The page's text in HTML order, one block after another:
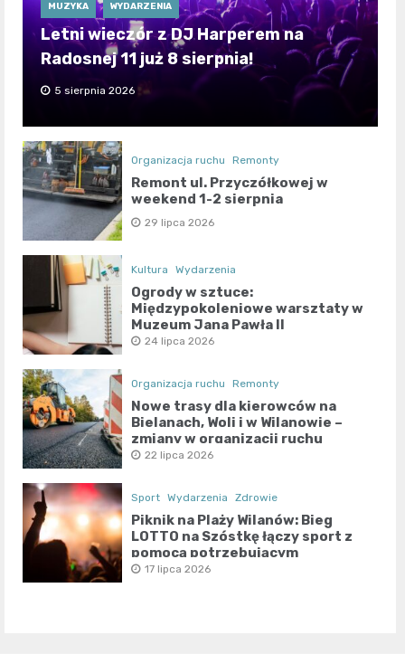
MUZYKA WYDARZENIA
Letni wieczór z DJ Harperem na
Radosnej 11 już 8 sierpnia!
5 sierpnia 2026
Organizacja ruchu Remonty
Remont ul. Przyczółkowej w
weekend 1-2 sierpnia
29 lipca 2026
Kultura Wydarzenia
Ogrody w sztuce:
Międzypokoleniowe warsztaty w
Muzeum Jana Pawła II
24 lipca 2026
Organizacja ruchu Remonty
Nowe trasy dla kierowców na
Bielanach, Woli i w Wilanowie –
zmiany w organizacji ruchu
22 lipca 2026
Sport Wydarzenia Zdrowie
Piknik na Plaży Wilanów: Bieg
LOTTO na Szóstkę łączy sport z
pomocą potrzebującym
17 lipca 2026